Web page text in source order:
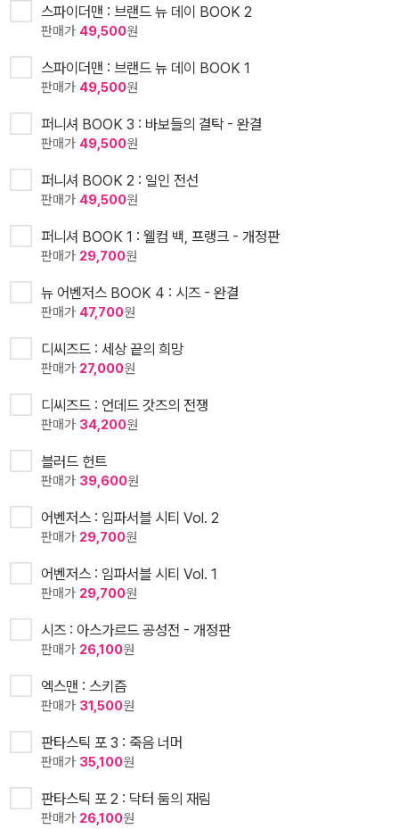
스파이더맨 : 브랜드 뉴 데이 BOOK 2
판매가 49,500원
스파이더맨 : 브랜드 뉴 데이 BOOK 1
판매가 49,500원
퍼니셔 BOOK 3 : 바보들의 결탁 - 완결
판매가 49,500원
퍼니셔 BOOK 2 : 일인 전선
판매가 49,500원
퍼니셔 BOOK 1 : 웰컴 백, 프랭크 - 개정판
판매가 29,700원
뉴 어벤저스 BOOK 4 : 시즈 - 완결
판매가 47,700원
디씨즈드 : 세상 끝의 희망
판매가 27,000원
디씨즈드 : 언데드 갓즈의 전쟁
판매가 34,200원
블러드 헌트
판매가 39,600원
어벤저스 : 임파서블 시티 Vol. 2
판매가 29,700원
어벤저스 : 임파서블 시티 Vol. 1
판매가 29,700원
시즈 : 아스가르드 공성전 - 개정판
판매가 26,100원
엑스맨 : 스키즘
판매가 31,500원
판타스틱 포 3 : 죽음 너머
판매가 35,100원
판타스틱 포 2 : 닥터 둠의 재림
판매가 26,100원